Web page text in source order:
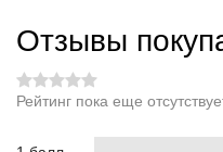
Отзывы
Рейтинг пока еще